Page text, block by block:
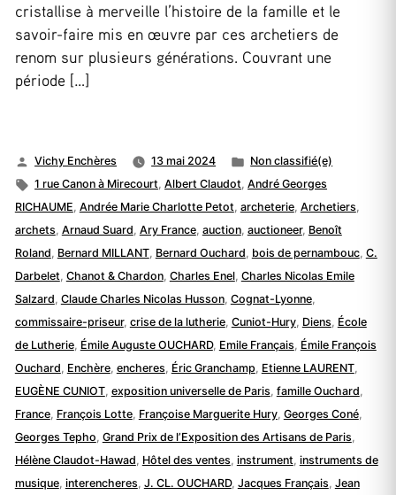
cristallise à merveille l’histoire de la famille et le
savoir-faire mis en œuvre par ces archetiers de
renom sur plusieurs générations. Couvrant une
période […]
Publié
par
Vichy Enchères 13 mai 2024
Publié
dans
Non classifié(e)
Étiquettes :
1 rue Canon à Mirecourt,Albert Claudot,André Georges
RICHAUME, Andrée Marie Charlotte Petot, archeterie, Archetiers,
archets, Arnaud Suard, Ary France, auction, auctioneer, Benoît
Roland, Bernard MILLANT, Bernard Ouchard, bois de pernambouc, C.
Darbelet, Chanot & Chardon, Charles Enel, Charles Nicolas Emile
Salzard, Claude Charles Nicolas Husson, Cognat-Lyonne,
commissaire-priseur, crise de la lutherie, Cuniot-Hury, Diens, École
de Lutherie, Émile Auguste OUCHARD, Emile Français, Émile François
Ouchard, Enchère, encheres, Éric Granchamp, Etienne LAURENT,
EUGÈNE CUNIOT, exposition universelle de Paris, famille Ouchard,
France, François Lotte, Françoise Marguerite Hury, Georges Coné,
Georges Tepho, Grand Prix de l’Exposition des Artisans de Paris,
Hélène Claudot-Hawad, Hôtel des ventes, instrument, instruments de
musique, interencheres, J. CL. OUCHARD, Jacques Français, Jean